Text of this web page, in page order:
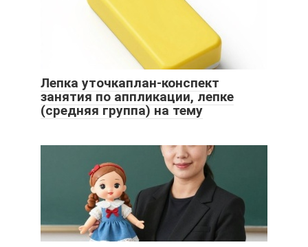
Лепка уточкаплан-конспект
занятия по аппликации, лепке
(средняя группа) на тему